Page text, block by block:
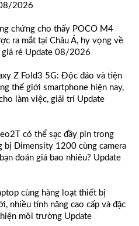
2026
chứng cho thấy POCO M4
ra mắt tại Châu Á, hy vọng về
rẻ Update 08/2026
Z Fold3 5G: Độc đáo và tiện
thế giới smartphone hiện nay,
làm việc, giải trí Update
có thể sạc đầy pin trong
bị Dimensity 1200 cùng camera
đoán giá bao nhiêu? Update
cùng hàng loạt thiết bị
nhiều tính năng cao cấp và đặc
môi trường Update